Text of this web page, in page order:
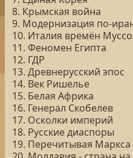
8. Крымская война
9. Модернизация по-
10. Италия времён
11. Феномен Египта
12. ГДР
13. Древнерусский эпос
14. Век Ришелье
15. Белая Африка
16. Генерал Скобелев
17. Осколки империй
18. Русские диаспоры
19. Перечитывая Маркса